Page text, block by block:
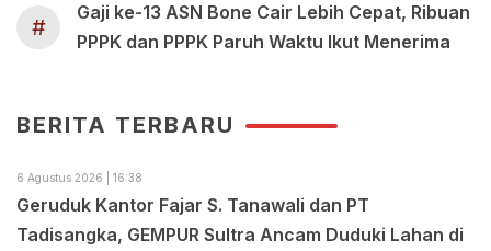
#
Gaji ke-13 ASN Bone Cair Lebih Cepat, Ribuan
PPPK dan PPPK Paruh Waktu Ikut Menerima
BERITA TERBARU
6 Agustus 2026 | 16:38
Geruduk Kantor Fajar S. Tanawali dan PT
Tadisangka, GEMPUR Sultra Ancam Duduki Lahan di